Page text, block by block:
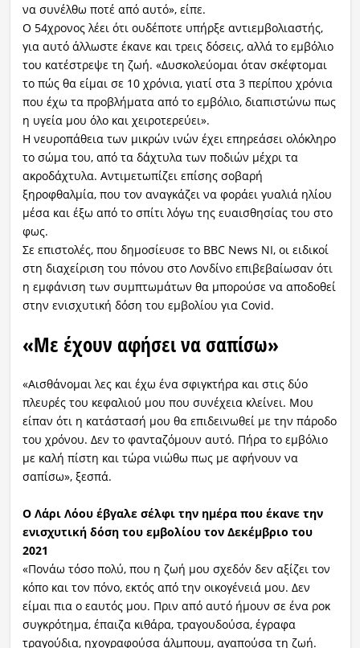
να συνέλθω ποτέ από αυτό», είπε.
Ο 54χρονος λέει ότι ουδέποτε υπήρξε αντιεμβολιαστής,
για αυτό άλλωστε έκανε και τρεις δόσεις, αλλά το εμβόλιο
του κατέστρεψε τη ζωή. «Δυσκολεύομαι όταν σκέφτομαι
το πώς θα είμαι σε 10 χρόνια, γιατί στα 3 περίπου χρόνια
που έχω τα προβλήματα από το εμβόλιο, διαπιστώνω πως
η υγεία μου όλο και χειροτερεύει».
Η νευροπάθεια των μικρών ινών έχει επηρεάσει ολόκληρο
το σώμα του, από τα δάχτυλα των ποδιών μέχρι τα
ακροδάχτυλα. Αντιμετωπίζει επίσης σοβαρή
ξηροφθαλμία, που τον αναγκάζει να φοράει γυαλιά ηλίου
μέσα και έξω από το σπίτι λόγω της ευαισθησίας του στο
φως.
Σε επιστολές, που δημοσίευσε το BBC News NI, οι ειδικοί
στη διαχείριση του πόνου στο Λονδίνο επιβεβαίωσαν ότι
η εμφάνιση των συμπτωμάτων θα μπορούσε να αποδοθεί
στην ενισχυτική δόση του εμβολίου για Covid.
«Με έχουν αφήσει να σαπίσω»
«Αισθάνομαι λες και έχω ένα σφιγκτήρα και στις δύο
πλευρές του κεφαλιού μου που συνέχεια κλείνει. Μου
είπαν ότι η κατάστασή μου θα επιδεινωθεί με την πάροδο
του χρόνου. Δεν το φανταζόμουν αυτό. Πήρα το εμβόλιο
με καλή πίστη και τώρα νιώθω πως με αφήνουν να
σαπίσω», ξεσπά.
Ο Λάρι Λόου έβγαλε σέλφι την ημέρα που έκανε την
ενισχυτική δόση του εμβολίου τον Δεκέμβριο του
2021
«Πονάω τόσο πολύ, που η ζωή μου σχεδόν δεν αξίζει τον
κόπο και τον πόνο, εκτός από την οικογένειά μου. Δεν
είμαι πια ο εαυτός μου. Πριν από αυτό ήμουν σε ένα ροκ
συγκρότημα, έπαιζα κιθάρα, τραγουδούσα, έγραφα
τραγούδια, ηχογραφούσα άλμπουμ, αγαπούσα τη ζωή.